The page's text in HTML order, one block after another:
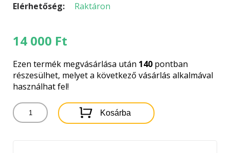
Elérhetőség:
Raktáron
14 000 Ft
Ezen termék megvásárlása után 140 pontban
részesülhet, melyet a következő vásárlás alkalmával
használhat fel!
ELF
EVOLUTION
Kosárba